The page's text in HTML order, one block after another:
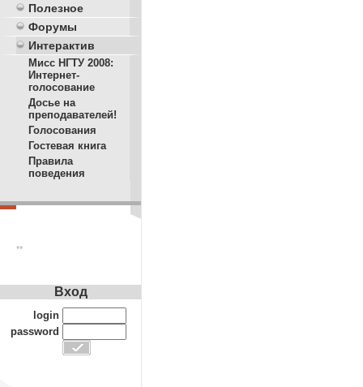
Полезное
Форумы
Интерактив
Мисс НГТУ 2008:
Интернет-
голосование
Досье на
преподавателей!
Голосования
Гостевая книга
Правила
поведения
**
Вход
login
password